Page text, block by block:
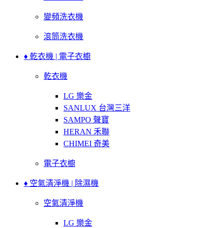
變頻洗衣機
滾筒洗衣機
♦ 乾衣機 | 電子衣櫥
乾衣機
LG 樂金
SANLUX 台灣三洋
SAMPO 聲寶
HERAN 禾聯
CHIMEI 奇美
電子衣櫥
♦ 空氣清淨機 | 除濕機
空氣清淨機
LG 樂金